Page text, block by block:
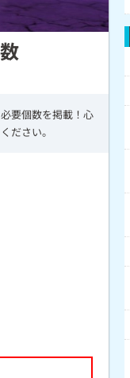
要個数を掲載！心
ださい。